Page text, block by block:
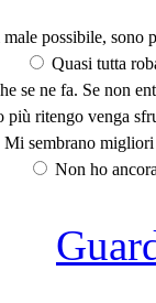
possibile, sono
Quasi tutta
se ne fa. Se non
più ritengo venga
Mi sembrano
Non ho